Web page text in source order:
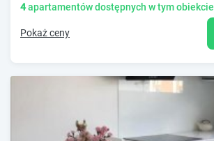
4apartamentów dostępnych w tym obiekcie
Pokaż ceny